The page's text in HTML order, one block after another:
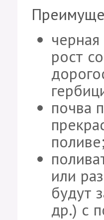
рост
почва
поливе;
или
будут
др.) с